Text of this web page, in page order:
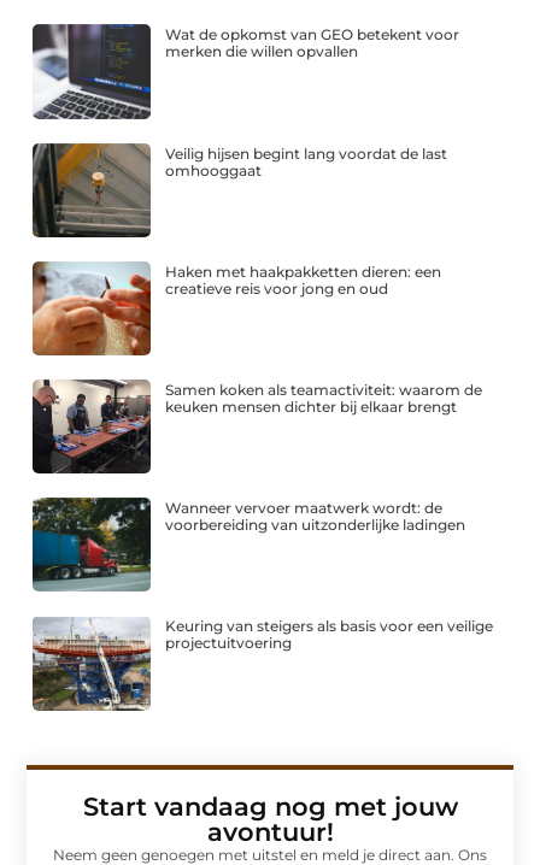
Wat de opkomst van GEO betekent voor
merken die willen opvallen
Veilig hijsen begint lang voordat de last
omhooggaat
Haken met haakpakketten dieren: een
creatieve reis voor jong en oud
Samen koken als teamactiviteit: waarom de
keuken mensen dichter bij elkaar brengt
Wanneer vervoer maatwerk wordt: de
voorbereiding van uitzonderlijke ladingen
Keuring van steigers als basis voor een veilige
projectuitvoering
Start vandaag nog met jouw
avontuur!
Neem geen genoegen met uitstel en meld je direct aan. Ons